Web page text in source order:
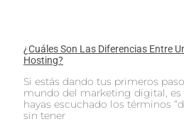
¿Cuáles Son Las Diferencias Entre
Hosting?
Si estás dando tus primeros
mundo del marketing digital, es
hayas escuchado los términos
sin tener